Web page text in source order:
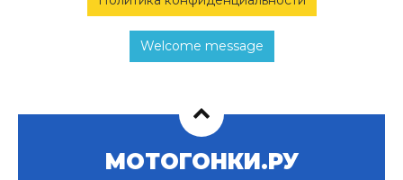
Welcome message
МОТОГОНКИ.РУ